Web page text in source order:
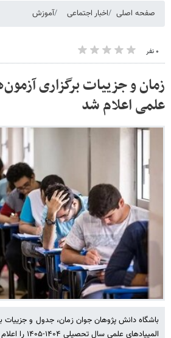
صفحه اصلی اخبار اجتماعی آموزش
۰ نفر
زمان و جزییات برگزاری
علمی اعلام شد
باشگاه دانش پژوهان جوان زمان، جدول و جزییات
المپیادهای علمی سال تحصیلی ۱۴۰۴-۱۴۰۵ را اعلام کرد.